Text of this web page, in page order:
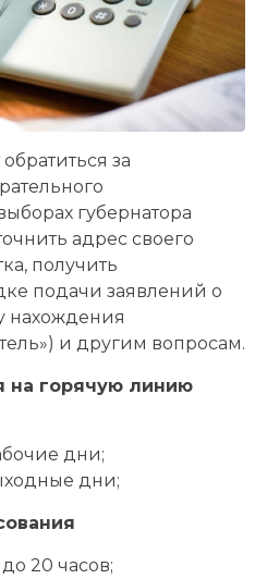
за
губернатора
адрес своего
получить
подачи заявлений о
нахождения
и другим вопросам.
на горячую линию
дни;
дни;
20 часов;